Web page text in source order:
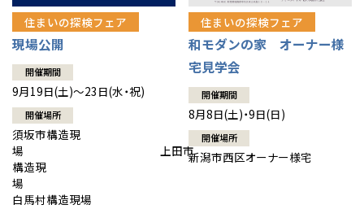
住まいの探検フェア
現場公開
開催期間
9月19日(土)～23日(水・祝)
開催場所
須坂市構造現
場 上田市
構造現
場
白馬村構造現場
住まいの探検フェア
和モダンの家 オーナー様
宅見学会
開催期間
8月8日(土)・9日(日)
開催場所
新潟市西区オーナー様宅